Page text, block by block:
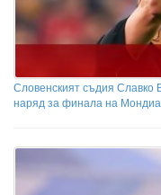
Словенският съдия Славко
наряд за финала на